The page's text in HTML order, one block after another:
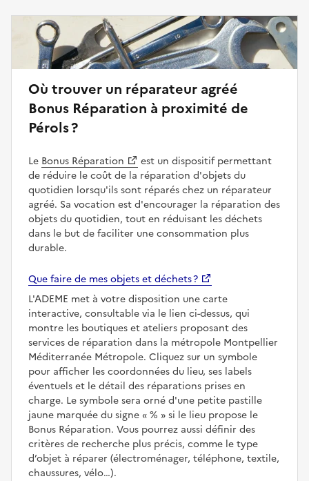
Où trouver un réparateur agréé
Bonus Réparation à proximité de
Pérols ?
Le Bonus Réparation
est un dispositif permettant
de réduire le coût de la réparation d'objets du
quotidien lorsqu'ils sont réparés chez un réparateur
agréé. Sa vocation est d'encourager la réparation des
objets du quotidien, tout en réduisant les déchets
dans le but de faciliter une consommation plus
durable.
Que faire de mes objets et déchets ?
L'ADEME met à votre disposition une carte
interactive, consultable via le lien ci-dessus, qui
montre les boutiques et ateliers proposant des
services de réparation dans la métropole Montpellier
Méditerranée Métropole. Cliquez sur un symbole
pour afficher les coordonnées du lieu, ses labels
éventuels et le détail des réparations prises en
charge. Le symbole sera orné d'une petite pastille
jaune marquée du signe
%
si le lieu propose le
Bonus Réparation. Vous pourrez aussi définir des
critères de recherche plus précis, comme le type
d’objet à réparer (électroménager, téléphone, textile,
chaussures, vélo…).